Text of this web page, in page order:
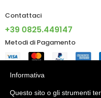
Contattaci
+39 0825.449147
Metodi di Pagamento
Informazioni
Account
Informativa
Questo sito o gli strumenti